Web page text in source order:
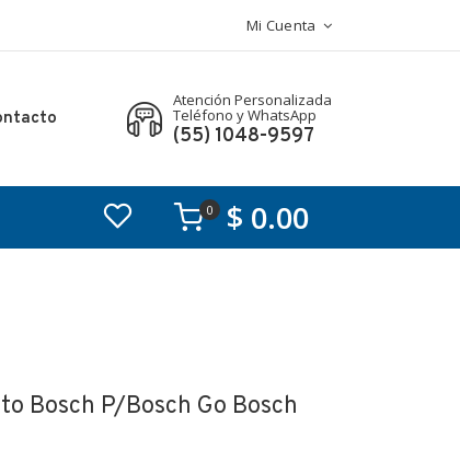
Mi Cuenta
Atención Personalizada
Teléfono y WhatsApp
(55) 1048-9597
$ 0.00
0
Bosch P/bosch Go Bosch